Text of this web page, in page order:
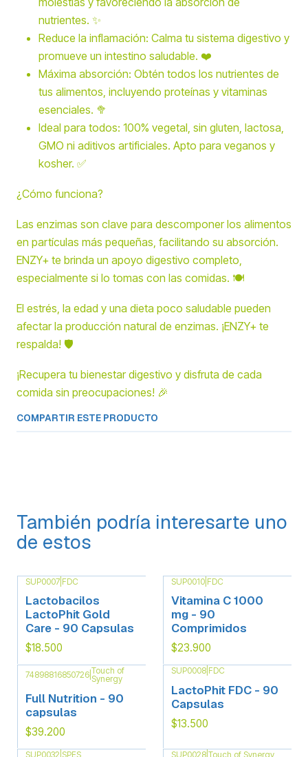
nutrientes. ✨
Reduce la inflamación: Calma tu sistema digestivo y
promueve un intestino saludable. ❤️
Máxima absorción: Obtén todos los nutrientes de
tus alimentos, incluyendo proteínas y vitaminas
esenciales. 🥦
Ideal para todos: 100% vegetal, sin gluten, lactosa,
GMO ni aditivos artificiales. Apto para veganos y
kosher. ✅
¿Cómo funciona?
Las enzimas son clave para descomponer los alimentos
en partículas más pequeñas, facilitando su absorción.
ENZY+ te brinda un apoyo digestivo completo,
especialmente si lo tomas con las comidas. 🍽️
El estrés, la edad y una dieta poco saludable pueden
afectar la producción natural de enzimas. ¡ENZY+ te
respalda! 🛡️
¡Recupera tu bienestar digestivo y disfruta de cada
comida sin preocupaciones! 🎉
COMPARTIR ESTE PRODUCTO
También podría interesarte uno
de estos
SUP0007 FDC
Lactobacilos
LactoPhit Gold
Care - 90 Capsulas
$18.500
SUP0010 FDC
Vitamina C 1000
mg - 90
Comprimidos
$23.900
74898816850726 Touch of
Synergy
Full Nutrition - 90
capsulas
$39.200
SUP0008 FDC
LactoPhit FDC - 90
Capsulas
$13.500
SUP0032 SPES SUP0028 Touch of Synergy